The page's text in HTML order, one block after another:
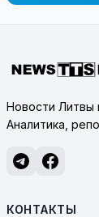
Новости Литвы
Аналитика,
КОНТАКТЫ